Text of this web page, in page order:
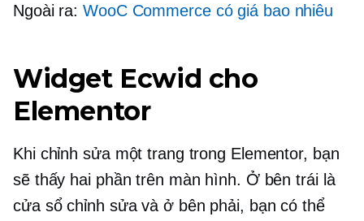
Ngoài ra:WooC Commerce có giá bao nhiêu
Widget Ecwid cho
Elementor
Khi chỉnh sửa một trang trong Elementor, bạn
sẽ thấy hai phần trên màn hình. Ở bên trái là
cửa sổ chỉnh sửa và ở bên phải, bạn có thể